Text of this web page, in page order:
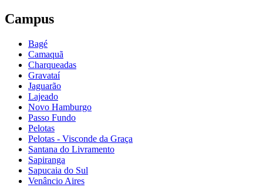
Campus
Bagé
Camaquã
Charqueadas
Gravataí
Jaguarão
Lajeado
Novo Hamburgo
Passo Fundo
Pelotas
Pelotas - Visconde da Graça
Santana do Livramento
Sapiranga
Sapucaia do Sul
Venâncio Aires